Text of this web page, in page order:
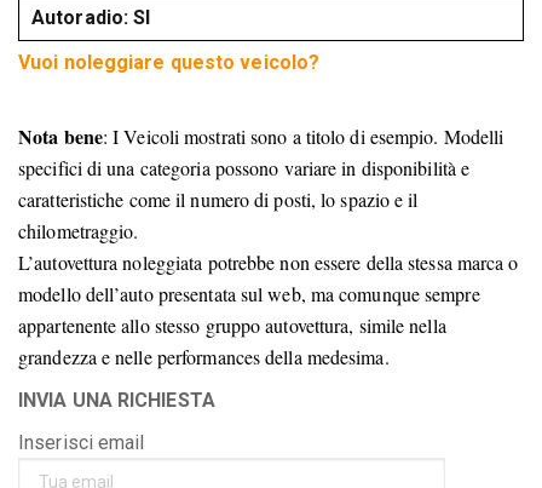
Autoradio: SI
Vuoi noleggiare questo veicolo?
Nota bene: I Veicoli mostrati sono a titolo di esempio. Modelli
specifici di una categoria possono variare in disponibilità e
caratteristiche come il numero di posti, lo spazio e il
chilometraggio.
L’autovettura noleggiata potrebbe non essere della stessa marca o
modello dell’auto presentata sul web, ma comunque sempre
appartenente allo stesso gruppo autovettura, simile nella
grandezza e nelle performances della medesima.
INVIA UNA RICHIESTA
Inserisci email